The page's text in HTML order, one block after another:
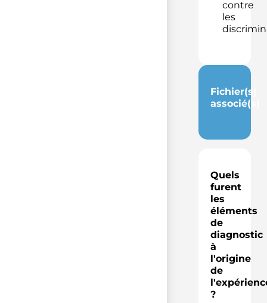
contre
les
Fichier(s)
associé(s)
Quels
furent
les
éléments
de
diagnostic
à
l'origine
de
?